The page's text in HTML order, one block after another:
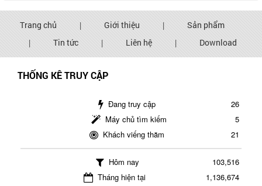
Trang chủ | Giới thiệu |
Sản phẩm
|
Tin tức | Liên hệ | Download
THỐNG KÊ TRUY CẬP
Đang truy cập
26
Máy chủ tìm kiếm
5
Khách viếng thăm
21
Hôm nay
103,516
Tháng hiện tại
1,136,674